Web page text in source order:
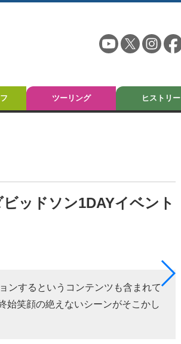
ツーリング ヒストリー
ッドソン1DAYイベント
ンするというコンテンツも含まれて
始笑顔の絶えないシーンがそこかし